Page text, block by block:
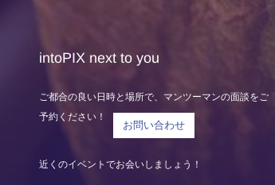
intoPIX next to you
ご都合の良い日時と場所で、マンツーマンの面談をご
予約ください！
お問い合わせ
近くのイベントでお会いしましょう！